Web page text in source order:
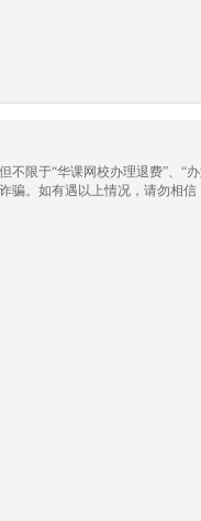
限于“华课网校办理退费”、“
骗。如有遇以上情况，请勿相